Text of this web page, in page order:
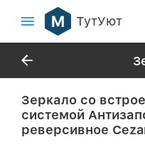
ТутУют
Зеркало со
системой
реверсивное